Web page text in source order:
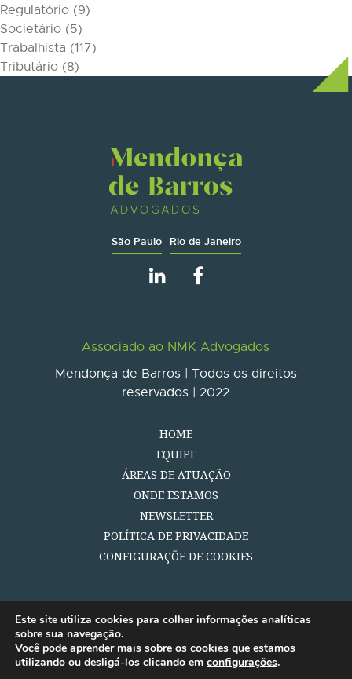
Regulatório (9)
Societário (5)
Trabalhista (117)
Tributário (8)
São Paulo Rio de Janeiro
Associado ao NMK Advogados
Mendonça de Barros | Todos os direitos
reservados | 2022
HOME
EQUIPE
ÁREAS DE ATUAÇÃO
ONDE ESTAMOS
NEWSLETTER
POLÍTICA DE PRIVACIDADE
CONFIGURAÇÕE DE COOKIES
Este site utiliza cookies para colher informações analíticas
sobre sua navegação.
Você pode aprender mais sobre os cookies que estamos
utilizando ou desligá-los clicando em configurações.